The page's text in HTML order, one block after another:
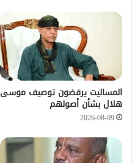
المساليت يرفضون توصيف موسى
هلال بشأن أصولهم
2026-08-09